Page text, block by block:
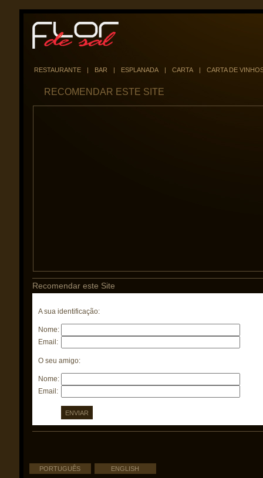
RESTAURANTE | BAR | ESPLANADA | CARTA | CARTA DE
RECOMENDAR ESTE SITE
Recomendar este Site
A sua identificação:
Nome:
Email:
O seu amigo:
Nome:
Email:
PORTUGUÊS ENGLISH